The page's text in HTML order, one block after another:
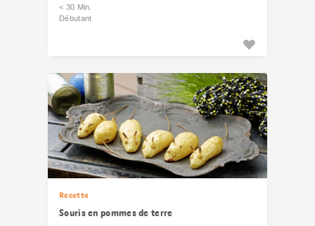
< 30 Min.
Débutant
Recette
Souris en pommes de terre